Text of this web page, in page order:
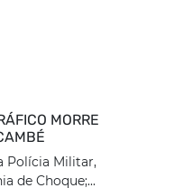
MORRE
Polícia Militar,
de Choque;...